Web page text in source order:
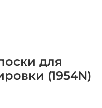
для
(1954N)